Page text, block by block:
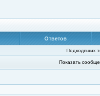
Ответов
Подходящих
Показать